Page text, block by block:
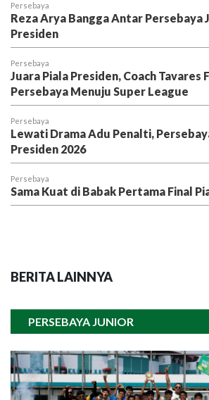
Persebaya
Reza Arya Bangga Antar Persebaya
Presiden
Persebaya
Juara Piala Presiden, Coach Tavares
Persebaya Menuju Super League
Persebaya
Lewati Drama Adu Penalti,
Presiden 2026
Persebaya
Sama Kuat di Babak Pertama Final
BERITA LAINNYA
PERSEBAYA JUNIOR